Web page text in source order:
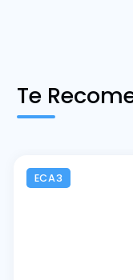
Te
ECA3